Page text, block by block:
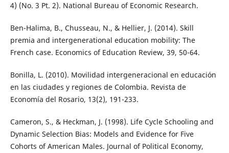
4) (No. 3 Pt. 2). National Bureau of Economic Research.
Ben-Halima, B., Chusseau, N., & Hellier, J. (2014). Skill
premia and intergenerational education mobility: The
French case. Economics of Education Review, 39, 50-64.
Bonilla, L. (2010). Movilidad intergeneracional en educación
en las ciudades y regiones de Colombia. Revista de
Economía del Rosario, 13(2), 191-233.
Cameron, S., & Heckman, J. (1998). Life Cycle Schooling and
Dynamic Selection Bias: Models and Evidence for Five
Cohorts of American Males. Journal of Political Economy,